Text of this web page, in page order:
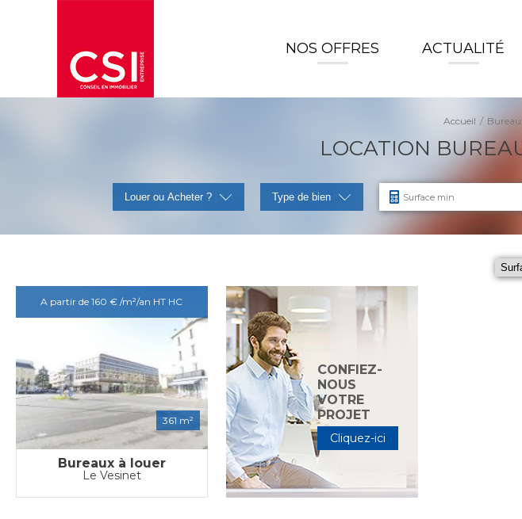
NOS OFFRES ACTUALITÉ
Accueil
LOCATION
Louer ou Acheter ? Type de bien
A partir de 160 € /m²/an HT HC
361 m²
Bureaux à louer
Le Vesinet
CONFIEZ-
NOUS
VOTRE
PROJET
Cliquez-ici